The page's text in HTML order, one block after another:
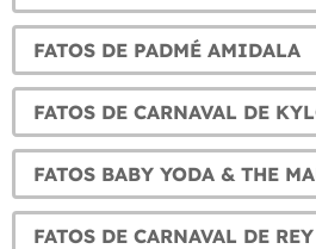
FATOS DE PADMÉ AMIDALA
FATOS DE CARNAVAL DE